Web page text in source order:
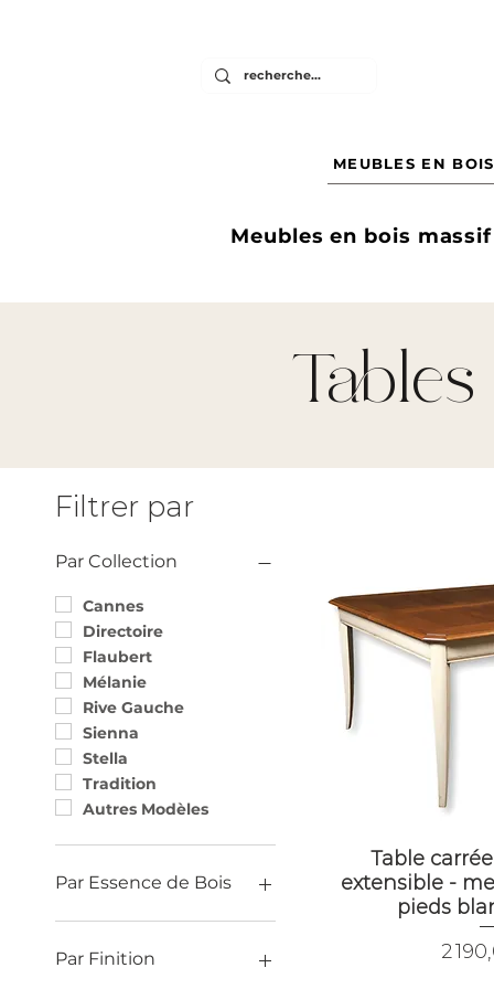
MEUBLES EN
Meubles en bois massif
Filtrer par
Par Collection
Cannes
Directoire
Flaubert
Mélanie
Rive Gauche
Sienna
Stella
Tradition
Autres Modèles
Par Essence de Bois
Chêne
Merisier
Par Finition
Table
extensible -
pieds
Prix
2